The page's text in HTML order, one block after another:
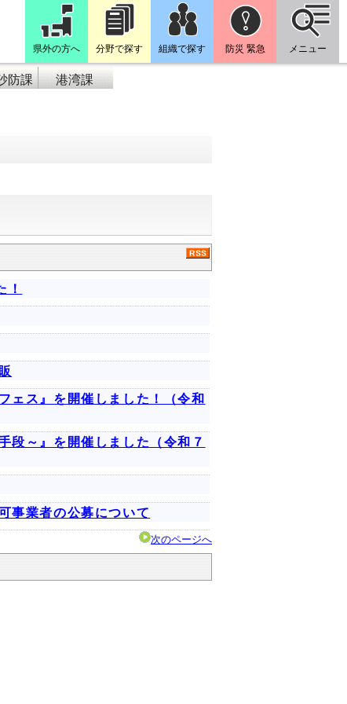
県外の方へ 分野で探す 組織で探す 防災 緊急 メニュー
防課 港湾課
！
ェス』を開催しました！（令和
～』を開催しました（令和７
事業者の公募について
次のページへ